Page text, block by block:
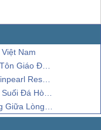
Nam
Nhất Thế Giới
& Villas 2
Hòn Giao
Thành Phố